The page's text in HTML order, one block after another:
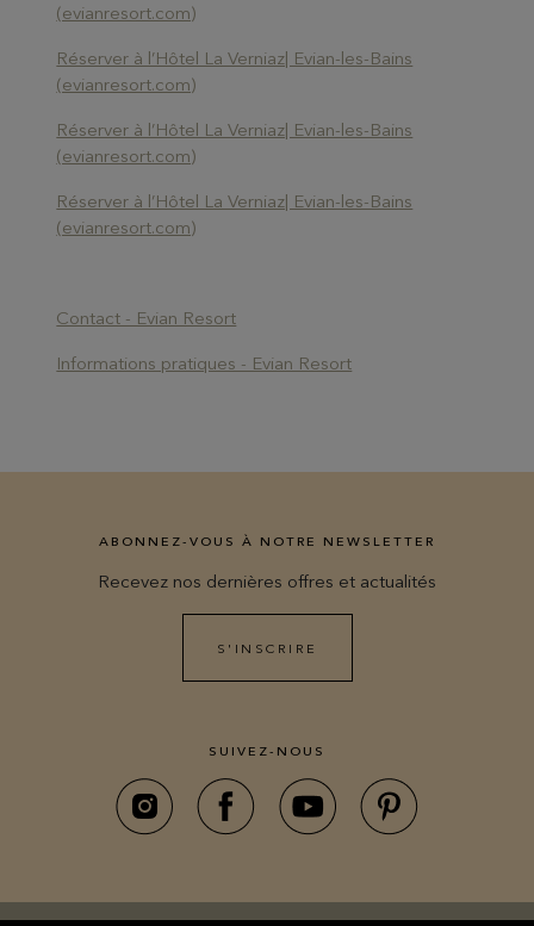
(evianresort.com)
Réserver à l’Hôtel La Verniaz| Evian-les-Bains
(evianresort.com)
Réserver à l’Hôtel La Verniaz| Evian-les-Bains
(evianresort.com)
Réserver à l’Hôtel La Verniaz| Evian-les-Bains
(evianresort.com)
Contact - Evian Resort
Informations pratiques - Evian Resort
ABONNEZ-VOUS À NOTRE NEWSLETTER
Recevez nos dernières offres et actualités
S'INSCRIRE
SUIVEZ-NOUS